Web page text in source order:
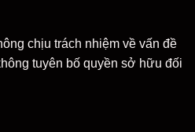
chịu trách nhiệm về vấn đề
tuyên bố quyền sở hữu đối